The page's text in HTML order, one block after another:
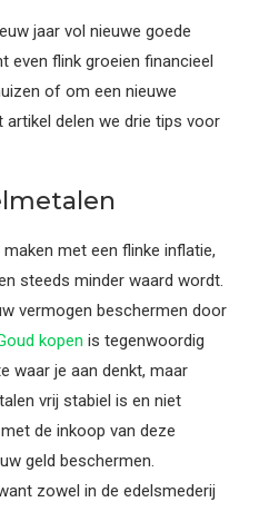
jaar vol nieuwe goede
even flink groeien financieel
of om een nieuwe
delen we drie tips voor
met een flinke inflatie,
steeds minder waard wordt.
vermogen beschermen door
kopen is tegenwoordig
waar je aan denkt, maar
vrij stabiel is en niet
de inkoop van deze
geld beschermen.
zowel in de edelsmederij